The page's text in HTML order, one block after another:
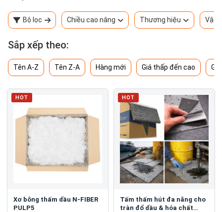
Bộ lọc Chiều cao nâng Thương hiệu Vật
Sắp xếp theo:
Tên A-Z Tên Z-A Hàng mới Giá thấp đến cao
HOT
Xơ bông thấm dầu N-FIBER
PULP5
HOT
Tấm thấm hút đa năng cho
tràn đổ dầu & hóa chất